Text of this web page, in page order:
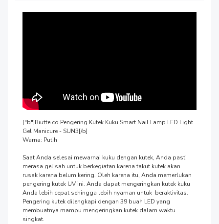
["b"]Biutte.co Pengering Kutek Kuku Smart Nail Lamp LED Light
Gel Manicure - SUN3[/b]
Warna: Putih
Saat Anda selesai mewarnai kuku dengan kutek, Anda pasti
merasa gelisah untuk berkegiatan karena takut kutek akan
rusak karena belum kering. Oleh karena itu, Anda memerlukan
pengering kutek UV ini. Anda dapat mengeringkan kutek kuku
Anda lebih cepat sehingga lebih nyaman untuk  beraktivitas.
Pengering kutek dilengkapi dengan 39 buah LED yang
membuatnya mampu mengeringkan kutek dalam waktu
singkat.